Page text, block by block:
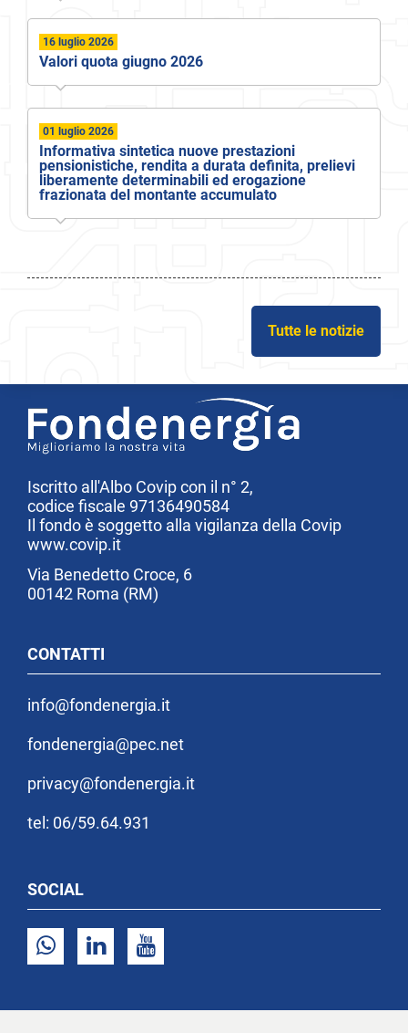
16 luglio 2026
Valori quota giugno 2026
01 luglio 2026
Informativa sintetica nuove prestazioni
pensionistiche, rendita a durata definita, prelievi
liberamente determinabili ed erogazione
frazionata del montante accumulato
Tutte le notizie
Iscritto all'Albo Covip con il n° 2,
codice fiscale 97136490584
Il fondo è soggetto alla vigilanza della Covip
www.covip.it
Via Benedetto Croce, 6
00142 Roma (RM)
CONTATTI
info@fondenergia.it
fondenergia@pec.net
privacy@fondenergia.it
tel: 06/59.64.931
SOCIAL